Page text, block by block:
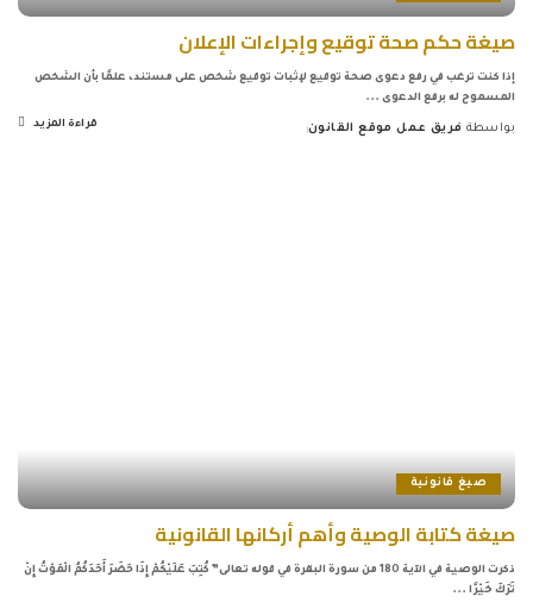
صيغة حكم صحة توقيع وإجراءات الإعلان
إذا كنت ترغب في رفع دعوى صحة توقيع لإثبات توقيع شخص على مستند، علمًا بأن الشخص
المسموح له برفع الدعوى ...
Posted
بواسطة فريق عمل موقع القانون قراءة المزيد
صيغ قانونية
صيغة كتابة الوصية وأهم أركانها القانونية
ذكرت الوصية في الآية 180 من سورة البقرة في قوله تعالى” كُتِبَ عَلَيْكُمْ إِذَا حَضَرَ أَحَدَكُمُ الْمَوْتُ إِنْ
تَرَكَ خَيْرًا ...